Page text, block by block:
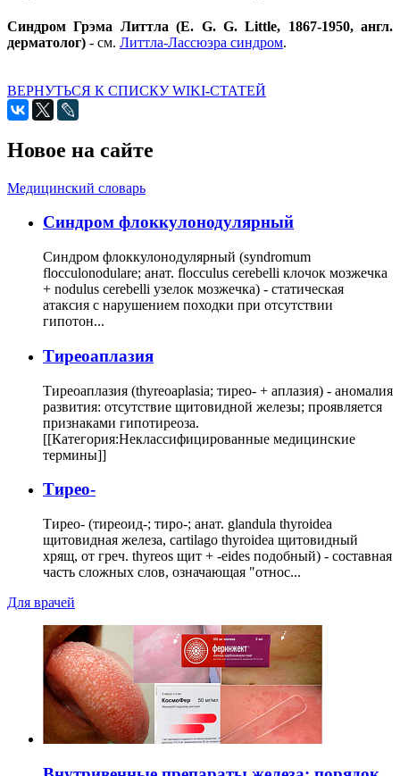
Синдром Грэма Литтла (Е. G. G. Little, 1867-1950, англ.
дерматолог) - см. Литтла-Лассюэра синдром.
ВЕРНУТЬСЯ К СПИСКУ WIKI-СТАТЕЙ
Новое на сайте
Медицинский словарь
Cиндром флоккулонодулярный
Синдром флоккулонодулярный (syndromum
flocculonodulare; анат. flocculus cerebelli клочок мозжечка
+ nodulus cerebelli узелок мозжечка) - статическая
атаксия с нарушением походки при отсутствии
гипотон...
Тиреоаплазия
Тиреоаплазия (thyreoaplasia; тирео- + аплазия) - аномалия
развития: отсутствие щитовидной железы; проявляется
признаками гипотиреоза.
[[Категория:Неклассифицированные медицинские
термины]]
Тирео-
Тирео- (тиреоид-; тиро-; анат. glandula thyroidea
щитовидная железа, cartilago thyroidea щитовидный
хрящ, от греч. thyreos щит + -eides подобный) - составная
часть сложных слов, означающая "относ...
Для врачей